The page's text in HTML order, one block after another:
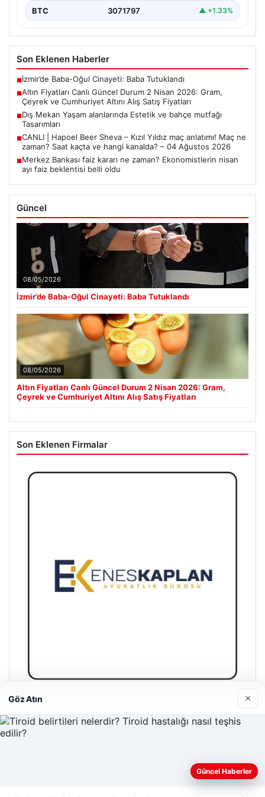
BTC 3071797 ▲ +1.33%
Son Eklenen Haberler
■İzmir’de Baba-Oğul Cinayeti: Baba Tutuklandı
■Altın Fiyatları Canlı Güncel Durum 2 Nisan 2026: Gram,
Çeyrek ve Cumhuriyet Altını Alış Satış Fiyatları
■Dış Mekan Yaşam alanlarında Estetik ve bahçe mutfağı
Tasarımları
■CANLI | Hapoel Beer Sheva – Kızıl Yıldız maç anlatımı! Maç ne
zaman? Saat kaçta ve hangi kanalda? – 04 Ağustos 2026
■Merkez Bankası faiz kararı ne zaman? Ekonomistlerin nisan
ayı faiz beklentisi belli oldu
Güncel
08/05/2026
İzmir’de Baba-Oğul Cinayeti: Baba Tutuklandı
08/05/2026
Altın Fiyatları Canlı Güncel Durum 2 Nisan 2026: Gram,
Çeyrek ve Cumhuriyet Altını Alış Satış Fiyatları
Son Eklenen Firmalar
Enes Kaplan Avukatlık Bürosu
04/28/2026
Web sitemizi nasıl kullandığınızı daha iyi anlayabilmek,
Göz Atın ×
Güncel Haberler